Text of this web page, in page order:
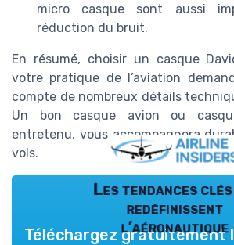
micro casque sont aussi
réduction du bruit.
En résumé, choisir un casque
votre pratique de l’aviation
compte de nombreux détails
Un bon casque avion ou
entretenu, vous accompagnera
vols.
Les tendances clés
redéfinissent
l’aéronautique
Téléchargez gratuitement